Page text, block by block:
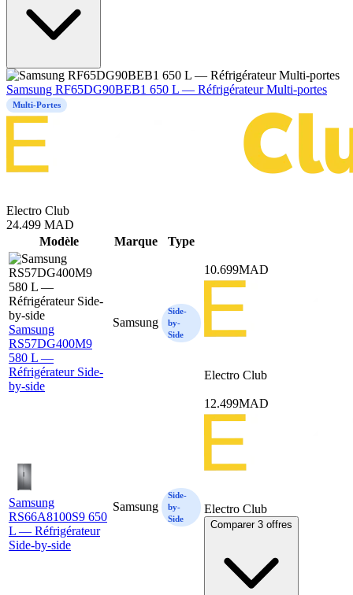
Samsung RF65DG90BEB1 650 L — Réfrigérateur Multi-portes
Multi-Portes
Electro Club
24.499 MAD
Modèle Marque Type
Samsung
RS57DG400M9
580 L —
Réfrigérateur Side-
by-side
Samsung
Side-
by-
Side
10.699MAD
Electro Club
Samsung
RS66A8100S9 650
L — Réfrigérateur
Side-by-side
Samsung
Side-
by-
Side
12.499MAD
Electro Club
Comparer 3 offres